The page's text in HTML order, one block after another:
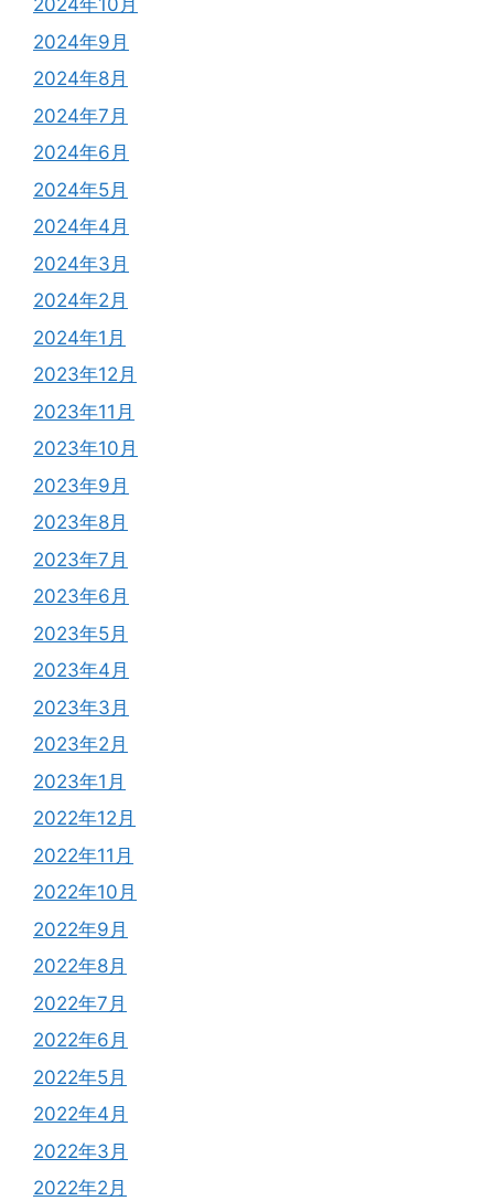
2024年10月
2024年9月
2024年8月
2024年7月
2024年6月
2024年5月
2024年4月
2024年3月
2024年2月
2024年1月
2023年12月
2023年11月
2023年10月
2023年9月
2023年8月
2023年7月
2023年6月
2023年5月
2023年4月
2023年3月
2023年2月
2023年1月
2022年12月
2022年11月
2022年10月
2022年9月
2022年8月
2022年7月
2022年6月
2022年5月
2022年4月
2022年3月
2022年2月